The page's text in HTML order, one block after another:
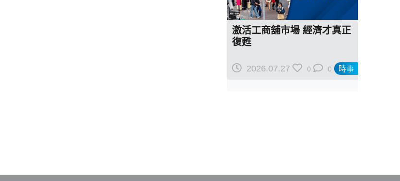
時事
激活工商舖市場 經濟才真正
復甦
2026.07.27 0 0